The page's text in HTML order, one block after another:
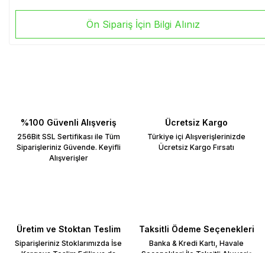
Ön Sipariş İçin Bilgi Alınız
%100 Güvenli Alışveriş
256Bit SSL Sertifikası ile Tüm
Siparişleriniz Güvende. Keyifli
Alışverişler
Ücretsiz Kargo
Türkiye içi Alışverişlerinizde
Ücretsiz Kargo Fırsatı
Üretim ve Stoktan Teslim
Siparişleriniz Stoklarımızda İse
Taksitli Ödeme Seçenekleri
Banka & Kredi Kartı, Havale